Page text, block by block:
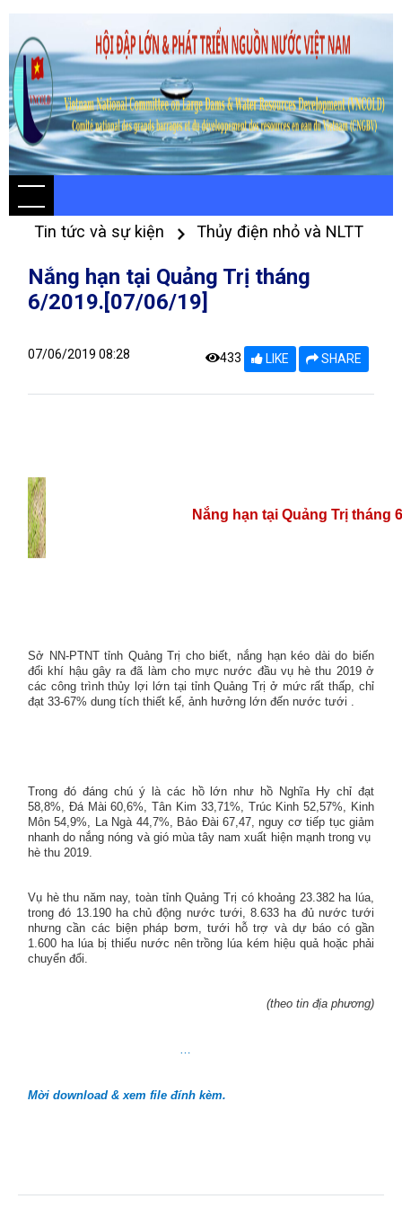
Tin tức và sự kiện Thủy điện nhỏ và NLTT
Nắng hạn tại Quảng Trị tháng
6/2019.[07/06/19]
07/06/2019 08:28 433 LIKE SHARE
Nắng hạn tại Quảng Trị tháng
Sở NN-PTNT tỉnh Quảng Trị cho biết, nắng hạn kéo dài do biến
đổi khí hậu gây ra đã làm cho mực nước đầu vụ hè thu 2019 ở
các công trình thủy lợi lớn tại tỉnh Quảng Trị ở mức rất thấp, chỉ
đạt 33-67% dung tích thiết kế, ảnh hưởng lớn đến nước tưới .
Trong đó đáng chú ý là các hồ lớn như hồ Nghĩa Hy chỉ đạt
58,8%, Đá Mài 60,6%, Tân Kim 33,71%, Trúc Kinh 52,57%, Kinh
Môn 54,9%, La Ngà 44,7%, Bảo Đài 67,47, nguy cơ tiếp tục giảm
nhanh do nắng nóng và gió mùa tây nam xuất hiện mạnh trong vụ
hè thu 2019.
Vụ hè thu năm nay, toàn tỉnh Quảng Trị có khoảng 23.382 ha lúa,
trong đó 13.190 ha chủ động nước tưới, 8.633 ha đủ nước tưới
nhưng cần các biện pháp bơm, tưới hỗ trợ và dự báo có gần
1.600 ha lúa bị thiếu nước nên trồng lúa kém hiệu quả hoặc phải
chuyển đổi.
(theo tin địa phương)
…
Mời download & xem file đính kèm.